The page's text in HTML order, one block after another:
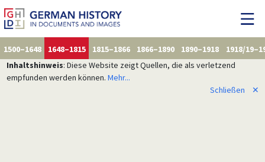
1500–1648 1648–1815 1815–1866 1866–1890 1890–1918
1918/
Inhaltshinweis: Diese Website zeigt Quellen, die als verletzend
empfunden werden können. Mehr...
Schließen
✕